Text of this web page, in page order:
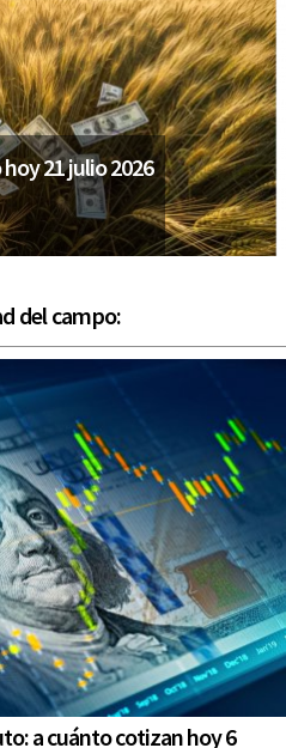
21 julio 2026
del campo:
a cuánto cotizan hoy 6